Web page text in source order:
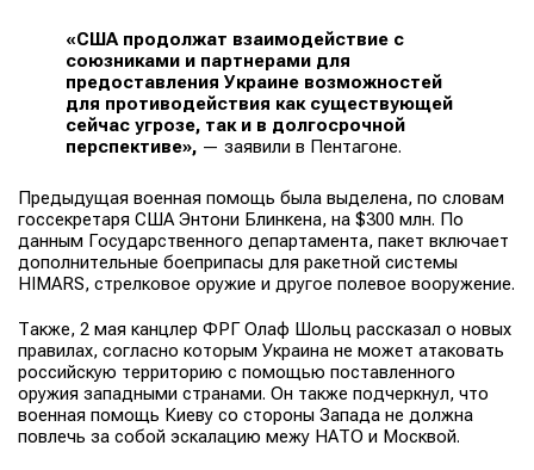
«США продолжат взаимодействие с
союзниками и партнерами для
предоставления Украине возможностей
для противодействия как существующей
сейчас угрозе, так и в долгосрочной
перспективе», — заявили в Пентагоне.
Предыдущая военная помощь была выделена, по словам
госсекретаря США Энтони Блинкена, на $300 млн. По
данным Государственного департамента, пакет включает
дополнительные боеприпасы для ракетной системы
HIMARS, стрелковое оружие и другое полевое вооружение.
Также, 2 мая канцлер ФРГ Олаф Шольц рассказал о новых
правилах, согласно которым Украина не может атаковать
российскую территорию с помощью поставленного
оружия западными странами. Он также подчеркнул, что
военная помощь Киеву со стороны Запада не должна
повлечь за собой эскалацию межу НАТО и Москвой.